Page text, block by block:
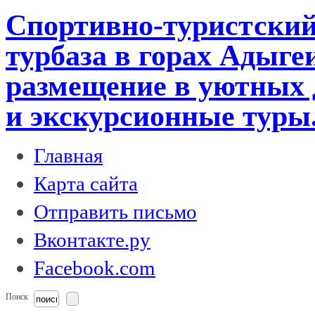
Спортивно-
турбаза в горах
размещение в уютных
и экскурсионные
Главная
Карта сайта
Отправить письмо
Вконтакте.ру
Facebook.com
Поиск